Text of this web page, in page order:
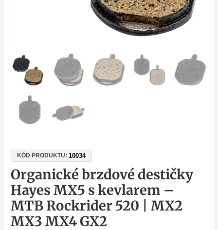
KÓD PRODUKTU:10034
Organické brzdové destičky
Hayes MX5 s kevlarem –
MTB Rockrider 520 | MX2
MX3 MX4 GX2